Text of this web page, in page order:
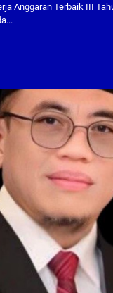
Anggaran Terbaik III